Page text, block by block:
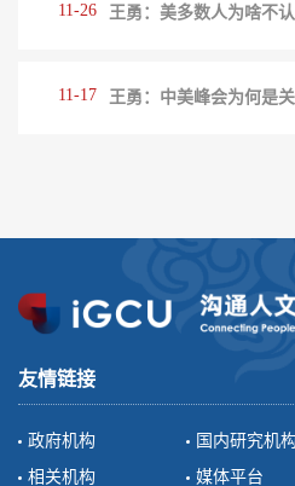
11-26 王勇：美多数人为啥不
11-17 王勇：中美峰会为何是
友情链接
政府机构 国内研究机
相关机构
媒体平台